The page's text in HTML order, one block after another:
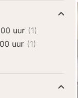
uur (1)
uur (1)